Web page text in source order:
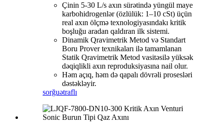
Çinin 5-30 L/s axın sürətində yüngül maye
karbohidrogenlər (özlülük: 1–10 cSt) üçün
real axın ölçmə texnologiyasındakı kritik
boşluğu aradan qaldıran ilk sistemi.
Dinamik Qravimetrik Metod və Standart
Boru Prover texnikaları ilə tamamlanan
Statik Qravimetrik Metod vasitəsilə yüksək
dəqiqlikli axın reproduksiyasına nail olur.
Həm açıq, həm də qapalı dövrəli prosesləri
dəstəkləyir.
sorğuətraflı